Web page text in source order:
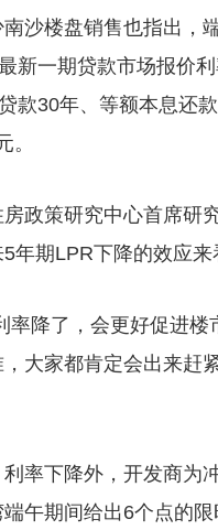
沙楼盘销售也指出，
新一期贷款市场报价
款30年、等额本息还
。
政策研究中心首席研
年期LPR下降的效应
率降了，会更好促进
大家都肯定会出来赶
利率下降外，开发商为
午期间给出6个点的